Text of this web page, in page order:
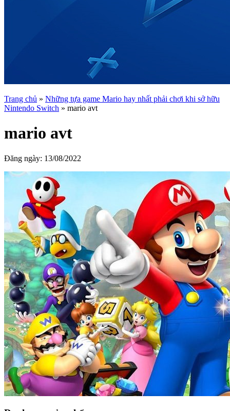
Trang chủ » Những tựa game Mario hay nhất phải chơi khi sở hữu
Nintendo Switch » mario avt
mario avt
Đăng ngày: 13/08/2022